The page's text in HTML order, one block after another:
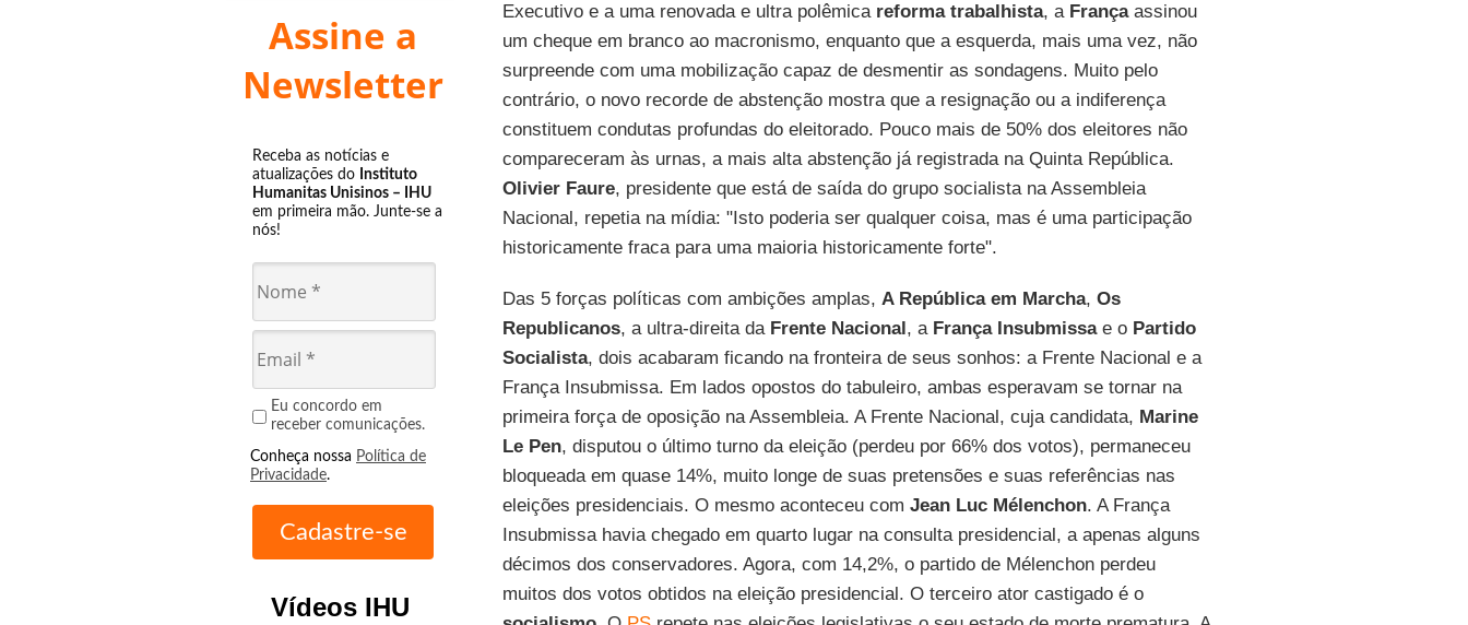
Assine a
Newsletter
Receba as notícias e
atualizações do Instituto
Humanitas Unisinos – IHU
em primeira mão. Junte-se a
nós!
Eu concordo em
receber comunicações.
Conheça nossa Política de
Privacidade.
Vídeos IHU
Executivo e a uma renovada e ultra polêmica reforma trabalhista, a Françaassinou
um cheque em branco ao macronismo, enquanto que a esquerda, mais uma vez, não
surpreende com uma mobilização capaz de desmentir as sondagens. Muito pelo
contrário, o novo recorde de abstenção mostra que a resignação ou a indiferença
constituem condutas profundas do eleitorado. Pouco mais de 50% dos eleitores não
compareceram às urnas, a mais alta abstenção já registrada na Quinta República.
Olivier Faure, presidente que está de saída do grupo socialista na Assembleia
Nacional, repetia na mídia: "Isto poderia ser qualquer coisa, mas é uma participação
historicamente fraca para uma maioria historicamente forte".
Das 5 forças políticas com ambições amplas, A República em Marcha, Os
Republicanos, a ultra-direita daFrente Nacional, a França Insubmissae o Partido
Socialista, dois acabaram ficando na fronteira de seus sonhos: a Frente Nacional e a
França Insubmissa. Em lados opostos do tabuleiro, ambas esperavam se tornar na
primeira força de oposição na Assembleia. A Frente Nacional, cuja candidata, Marine
Le Pen, disputou o último turno da eleição (perdeu por 66% dos votos), permaneceu
bloqueada em quase 14%, muito longe de suas pretensões e suas referências nas
eleições presidenciais. O mesmo aconteceu com Jean Luc Mélenchon. A França
Insubmissa havia chegado em quarto lugar na consulta presidencial, a apenas alguns
décimos dos conservadores. Agora, com 14,2%, o partido de Mélenchon perdeu
muitos dos votos obtidos na eleição presidencial. O terceiro ator castigado é o